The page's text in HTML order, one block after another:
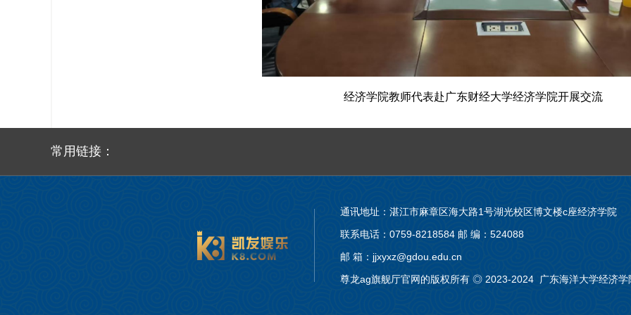
经济学院教师代表赴广东财经大学经济学院开展交流
常用链接：
通讯地址：湛江市麻章区海大路1号湖光校区博文楼c座经济学院
联系电话：0759-8218584 邮 编：524088
邮 箱： jjxyxz@gdou.edu.cn
尊龙ag旗舰厅官网的版权所有 ◎ 2023-2024 广东海洋大学经济